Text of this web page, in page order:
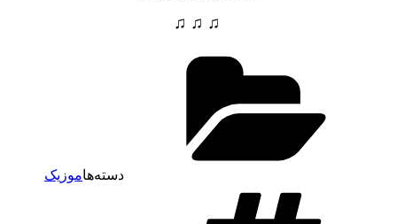
♫ ♫ ♫
دسته‌هاموزیک